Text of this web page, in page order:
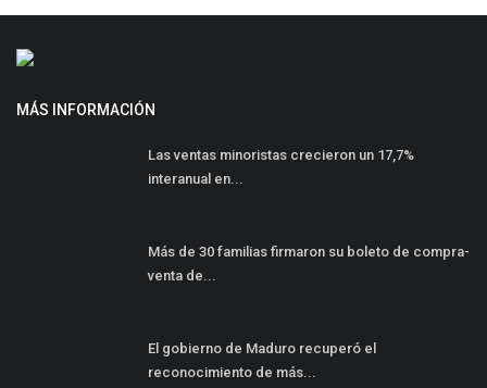
MÁS INFORMACIÓN
Las ventas minoristas crecieron un 17,7%
interanual en...
Más de 30 familias firmaron su boleto de compra-
venta de...
El gobierno de Maduro recuperó el
reconocimiento de más...